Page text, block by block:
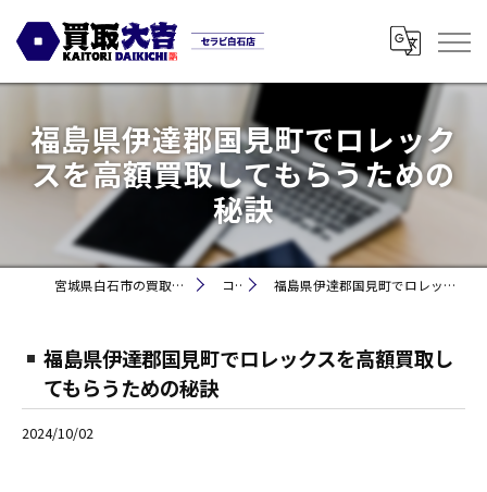
福島県伊達郡国見町でロレック
スを高額買取してもらうための
秘訣
宮城県白石市の買取なら買取大吉セラビ白石店 コラム 福島県伊達郡国見町でロレックスを高額買取してもらうための秘訣
福島県伊達郡国見町でロレックスを高額買取し
てもらうための秘訣
2024/10/02